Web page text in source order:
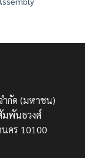
กัด (มหาชน)
มพันธวงศ์
คร 10100